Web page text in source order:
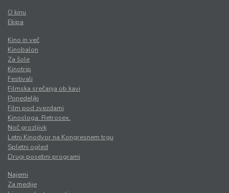
O kinu
Ekipa
Kino in več
Kinobalon
Za šole
Kinotrip
Festivali
Filmska srečanja ob kavi
Ponedeljki
Film pod zvezdami
Kinosloga. Retrosex.
Noč grozljivk
Letni Kinodvor na Kongresnem trgu
Spletni ogled
Drugi posebni programi
Najemi
Za medije